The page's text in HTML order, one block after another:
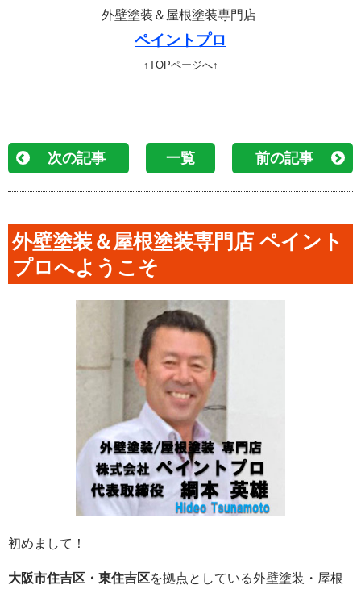
外壁塗装＆屋根塗装専門店
ペイントプロ
↑TOPページへ↑
次の記事 一覧 前の記事
外壁塗装＆屋根塗装専門店 ペイント
プロへようこそ
初めまして！
大阪市住吉区・東住吉区を拠点としている外壁塗装・屋根